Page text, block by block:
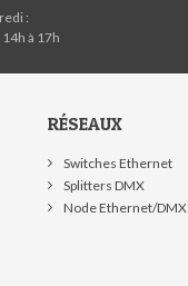
:
à 17h
RÉSEAUX
Switches Ethernet
Splitters DMX
Node Ethernet/DMX